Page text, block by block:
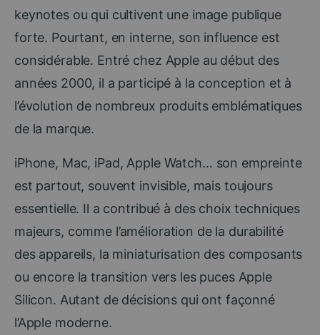
keynotes ou qui cultivent une image publique
forte. Pourtant, en interne, son influence est
considérable. Entré chez Apple au début des
années 2000, il a participé à la conception et à
l’évolution de nombreux produits emblématiques
de la marque.
iPhone, Mac, iPad, Apple Watch… son empreinte
est partout, souvent invisible, mais toujours
essentielle. Il a contribué à des choix techniques
majeurs, comme l’amélioration de la durabilité
des appareils, la miniaturisation des composants
ou encore la transition vers les puces Apple
Silicon. Autant de décisions qui ont façonné
l’Apple moderne.